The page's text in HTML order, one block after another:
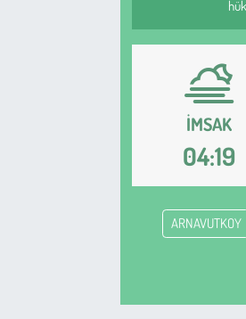
İMSAK
04:19
ARNAVUTKOY
Bilim - Teknoloji